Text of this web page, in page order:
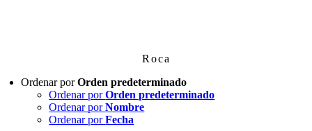
Roca
Ordenar porOrden predeterminado
Ordenar porOrden predeterminado
Ordenar porNombre
Ordenar porFecha